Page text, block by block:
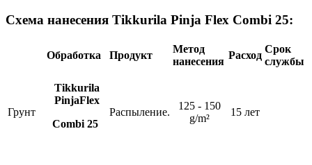
Схема нанесения Tikkurila Pinja Flex Combi 25:
Обработка Продукт
Метод
нанесения
Расход
Срок
службы
Грунт
Tikkurila
PinjaFlex
Combi 25
Распыление.
125 - 150
g/m²
15 лет